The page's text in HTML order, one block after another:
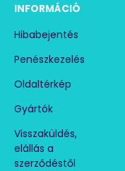
INFORMÁCIÓ
Hibabejentés
Penészkezelés
Oldaltérkép
Gyártók
Visszaküldés,
elállás a
szerződéstől